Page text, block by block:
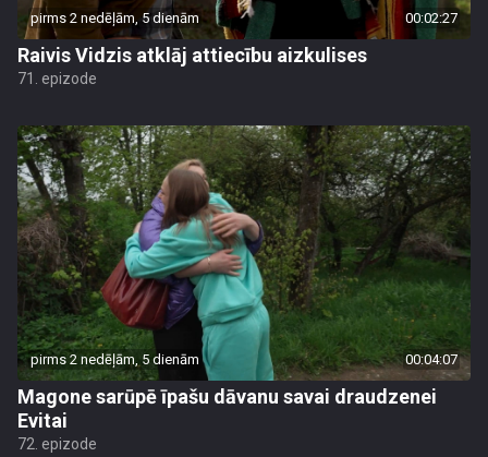
pirms 2 nedēļām, 5 dienām 00:02:27
Raivis Vidzis atklāj attiecību aizkulises
71. epizode
pirms 2 nedēļām, 5 dienām 00:04:07
Magone sarūpē īpašu dāvanu savai draudzenei
Evitai
72. epizode